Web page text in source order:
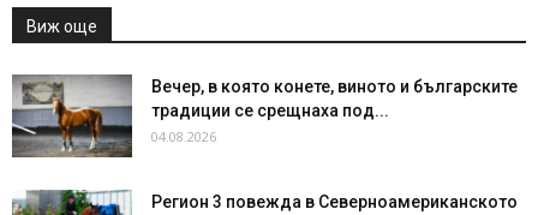
Виж още
Вечер, в която конете, виното и българските
традиции се срещнаха под...
04.08.2026
Регион 3 повежда в Северноамериканското